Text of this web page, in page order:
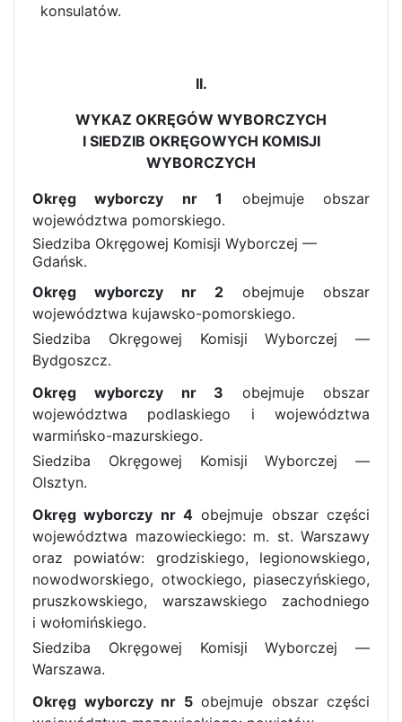
konsulatów.
II.
WYKAZ OKRĘGÓW WYBORCZYCH
I SIEDZIB OKRĘGOWYCH KOMISJI
WYBORCZYCH
Okręg wyborczy nr 1
obejmuje obszar
województwa pomorskiego.
Siedziba Okręgowej Komisji Wyborczej —
Gdańsk.
Okręg wyborczy nr 2 obejmuje obszar
województwa kujawsko-pomorskiego.
Siedziba Okręgowej Komisji Wyborczej —
Bydgoszcz.
Okręg wyborczy nr 3 obejmuje obszar
województwa podlaskiego i województwa
warmińsko-mazurskiego.
Siedziba Okręgowej Komisji Wyborczej —
Olsztyn.
Okręg wyborczy nr 4 obejmuje obszar części
województwa mazowieckiego: m. st. Warszawy
oraz powiatów: grodziskiego, legionowskiego,
nowodworskiego, otwockiego, piaseczyńskiego,
pruszkowskiego, warszawskiego zachodniego
i wołomińskiego.
Siedziba Okręgowej Komisji Wyborczej —
Warszawa.
Okręg wyborczy nr 5obejmuje obszar części